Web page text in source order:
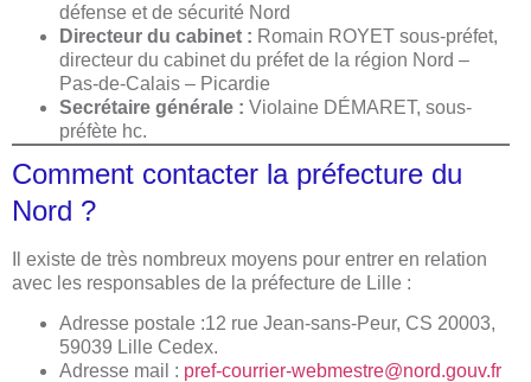
défense et de sécurité Nord
Directeur du cabinet : Romain ROYET sous-préfet,
directeur du cabinet du préfet de la région Nord –
Pas-de-Calais – Picardie
Secrétaire générale : Violaine DÉMARET, sous-
préfète hc.
Comment contacter la préfecture du
Nord ?
Il existe de très nombreux moyens pour entrer en relation
avec les responsables de la préfecture de Lille :
Adresse postale :12 rue Jean-sans-Peur, CS 20003,
59039 Lille Cedex.
Adresse mail : pref-courrier-webmestre@nord.gouv.fr